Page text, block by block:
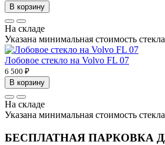
В корзину
На складе
Указана минимальная стоимость
Лобовое стекло на Volvo FL 07
6 500 ₽
В корзину
На складе
Указана минимальная стоимость
БЕСПЛАТНАЯ ПАРКОВКА